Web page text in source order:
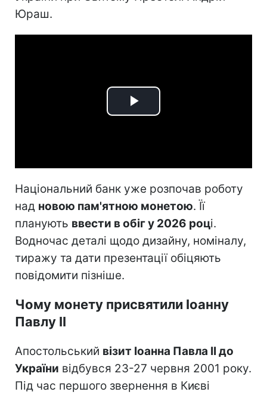
Юраш.
Play
Національний банк уже розпочав роботу
над новою пам'ятною монетою. Її
планують ввести в обіг у 2026 році.
Водночас деталі щодо дизайну, номіналу,
тиражу та дати презентації обіцяють
повідомити пізніше.
Чому монету присвятили Іоанну
Павлу II
Апостольський візит Іоанна Павла II до
України відбувся 23-27 червня 2001 року.
Під час першого звернення в Києві